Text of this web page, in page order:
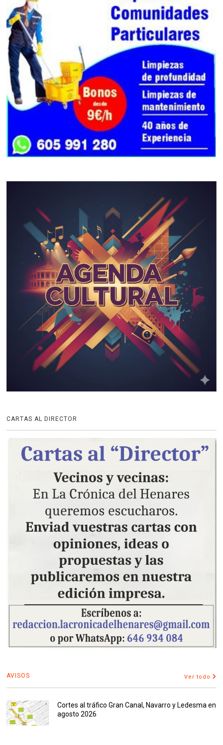
CARTAS AL DIRECTOR
AVISOS Ver todo
Cortes al tráfico Gran Canal, Navarro y Ledesma en
agosto 2026